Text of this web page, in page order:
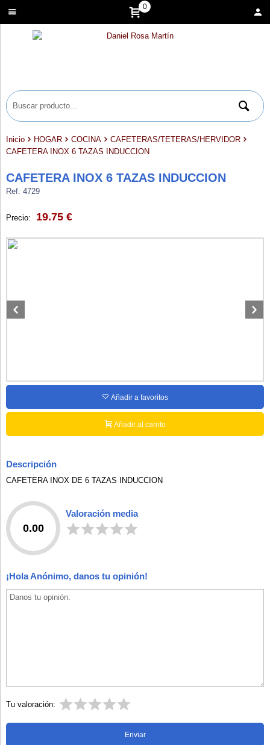
0
Inicio HOGAR COCINA
CAFETERAS/TETERAS/HERVIDOR
CAFETERA INOX 6 TAZAS INDUCCION
CAFETERA INOX 6 TAZAS INDUCCION
Ref: 4729
Precio: 19.75 €
Añadir a favoritos
Añadir al carrito
Descripción
CAFETERA INOX DE 6 TAZAS INDUCCION
0.00
Valoración media
¡Hola Anónimo, danos tu opinión!
Tu valoración: